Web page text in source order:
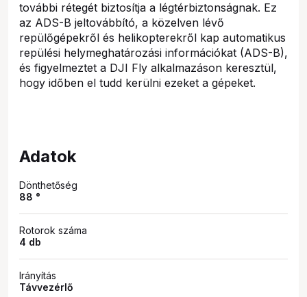
további rétegét biztosítja a légtérbiztonságnak. Ez
az ADS-B jeltovábbító, a közelven lévő
repülőgépekről és helikopterekről kap automatikus
repülési helymeghatározási információkat (ADS-B),
és figyelmeztet a DJI Fly alkalmazáson keresztül,
hogy időben el tudd kerülni ezeket a gépeket.
Adatok
Dönthetőség
88 °
Rotorok száma
4 db
Irányítás
Távvezérlő